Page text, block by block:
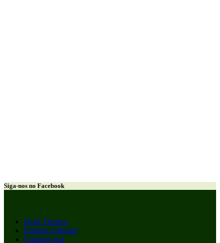
Siga-nos no Facebook
Ficha Técnica
Estatuto Editorial
Contacte-nos